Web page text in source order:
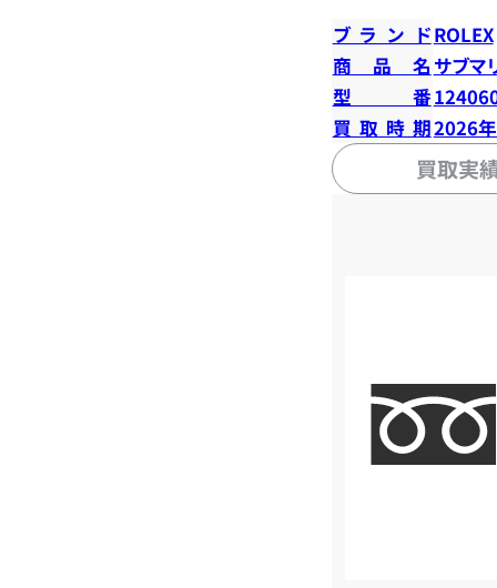
ブランドROLEX
商品名 サブマ
型番
買取時期2026
買取実